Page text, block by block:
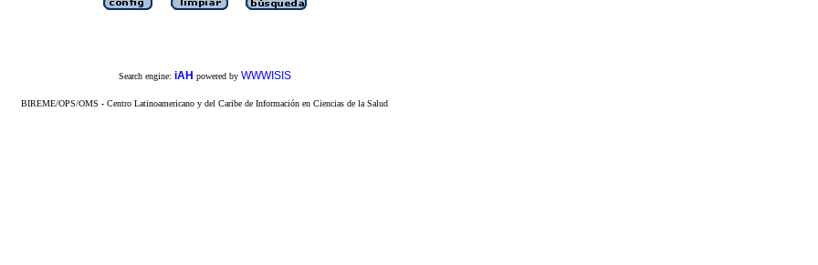
Search engine: iAH powered by WWWISIS
BIREME/OPS/OMS - Centro Latinoamericano y del Caribe de Información en Ciencias de la Salud